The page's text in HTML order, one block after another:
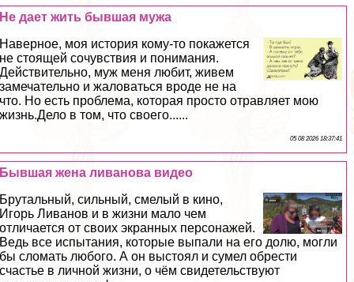
Не дает жить бывшая мужа
Наверное, моя история кому-то покажется
не стоящей сочувствия и понимания.
Действительно, муж меня любит, живем
замечательно и жаловаться вроде не на
что. Но есть проблема, которая просто отравляет мою
жизнь.Дело в том, что своего......
05 08 2026 18:37:41
Бывшая жена ливанова видео
Брутальный, сильный, смелый в кино,
Игорь Ливанов и в жизни мало чем
отличается от своих экранных персонажей.
Ведь все испытания, которые выпали на его долю, могли
бы сломать любого. А он выстоял и сумел обрести
счастье в личной жизни, о чём свидетельствуют